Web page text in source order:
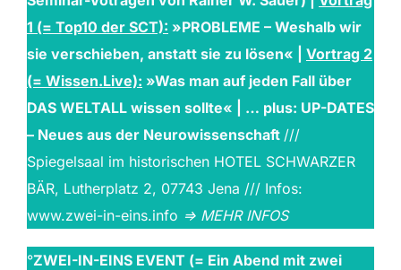
1 (= Top10 der SCT): »PROBLEME – Weshalb wir
sie verschieben, anstatt sie zu lösen« | Vortrag 2
(= Wissen.Live): »Was man auf jeden Fall über
DAS WELTALL wissen sollte« | … plus: UP-DATES
– Neues aus der Neurowissenschaft ///
Spiegelsaal im historischen HOTEL SCHWARZER
BÄR, Lutherplatz 2, 07743 Jena /// Infos:
www.zwei-in-eins.info => MEHR INFOS
°ZWEI-IN-EINS EVENT (= Ein Abend mit zwei